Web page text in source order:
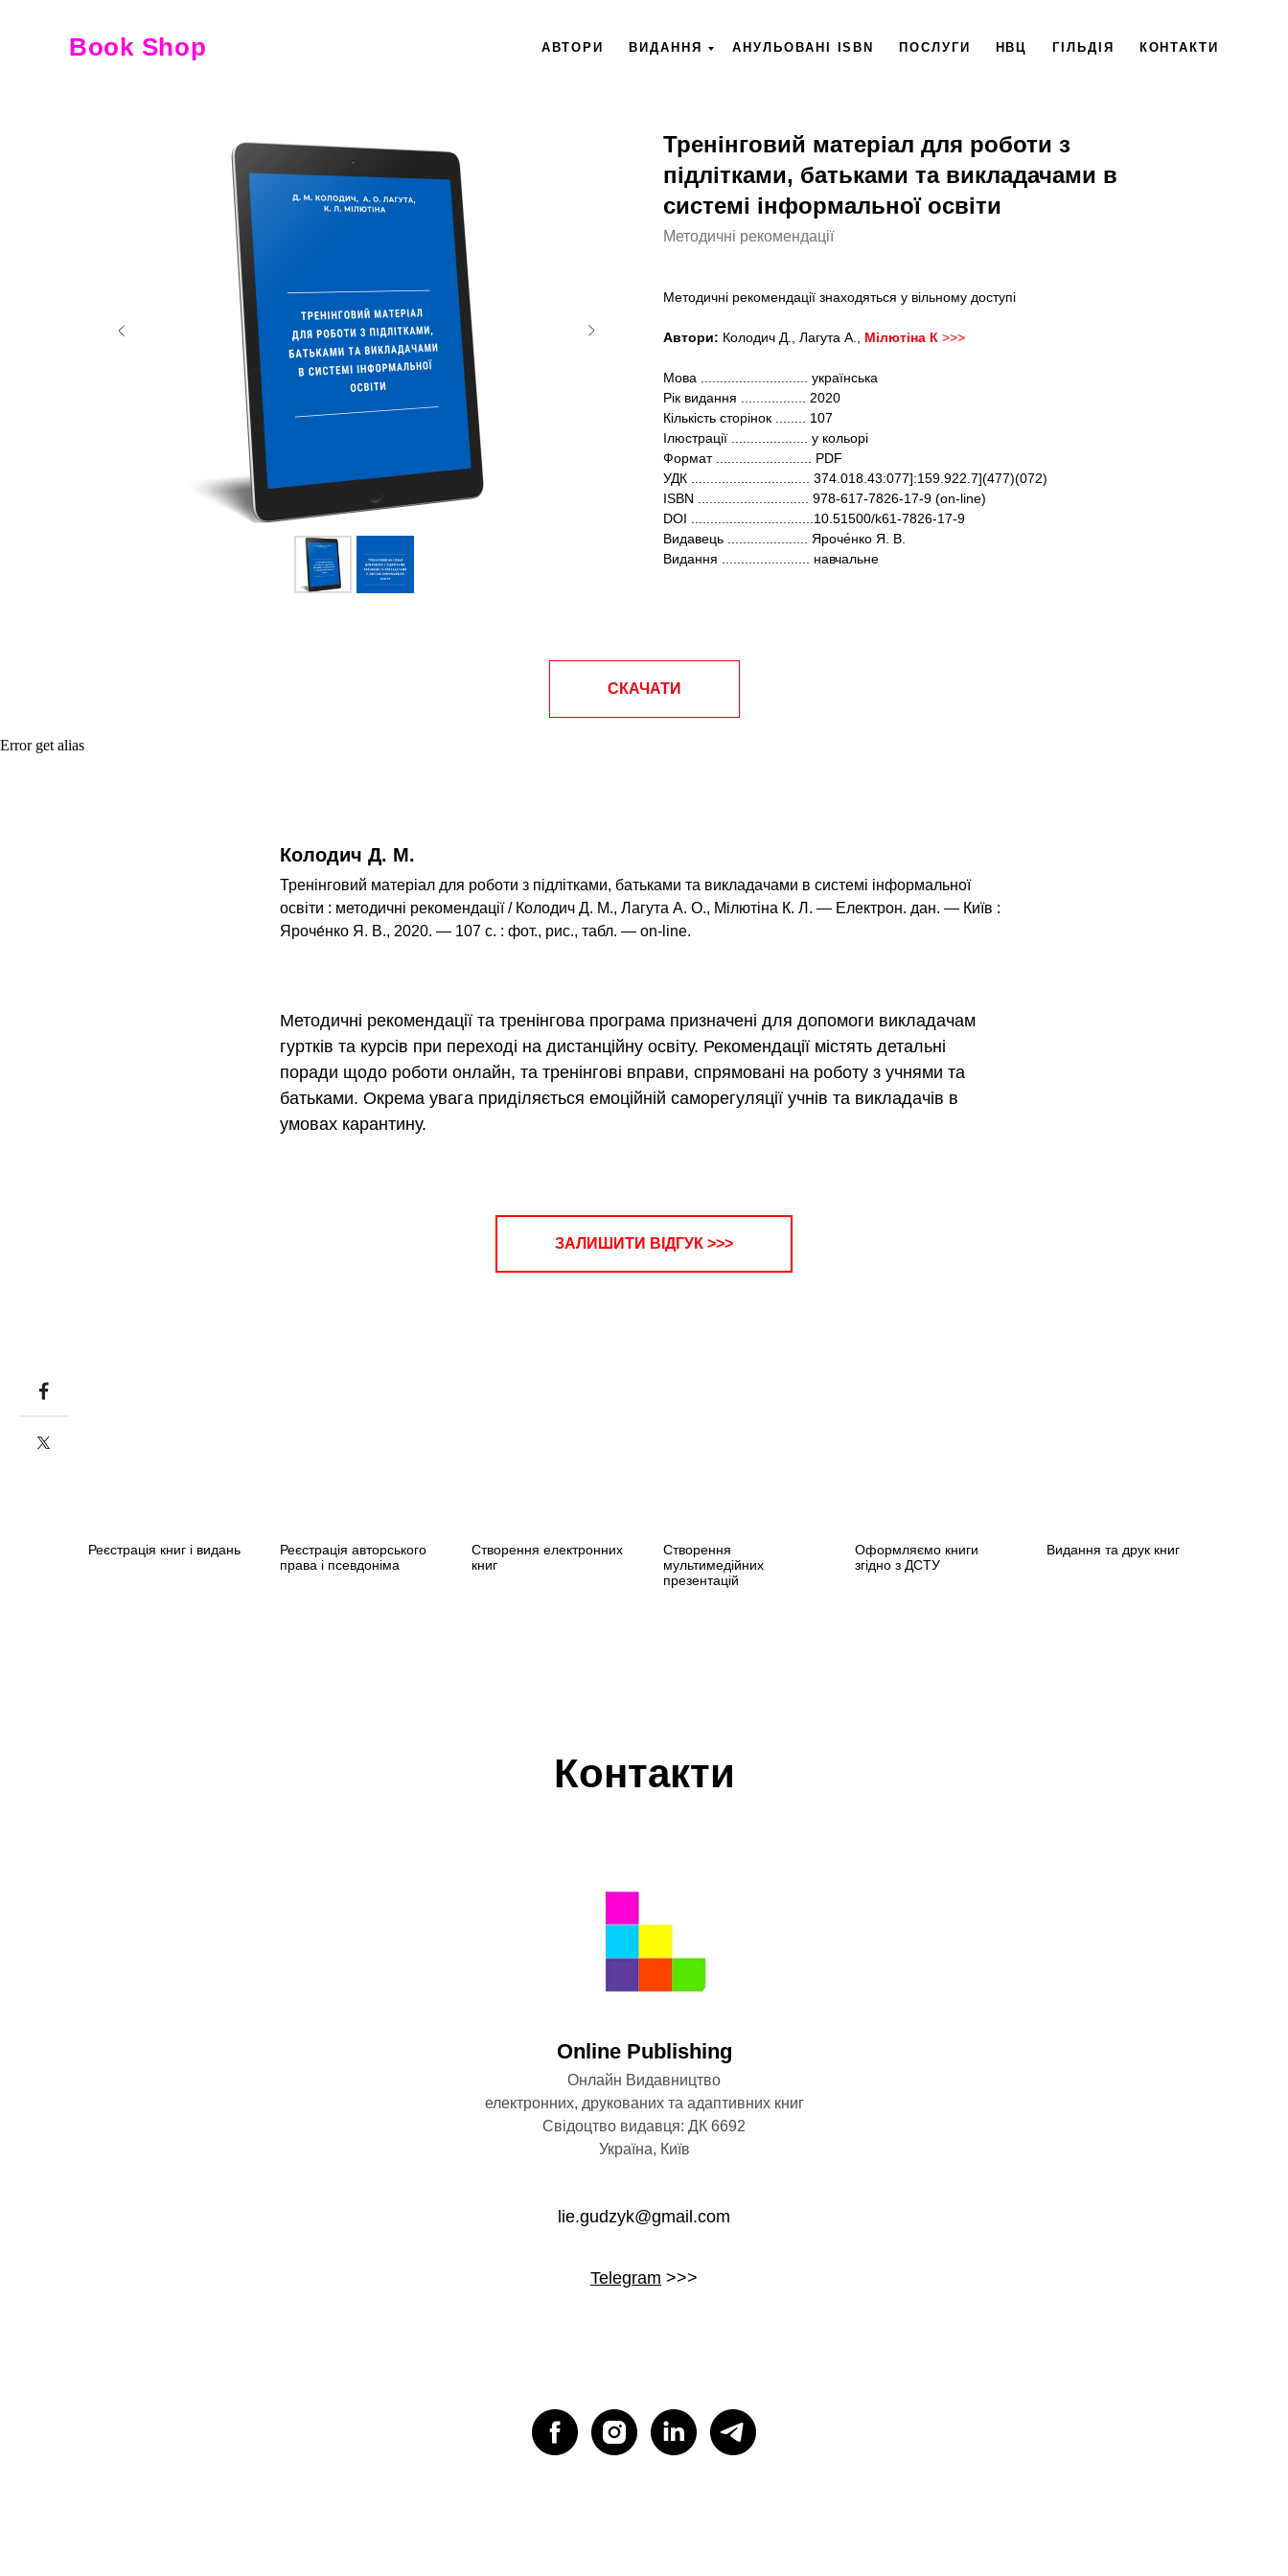
Book Shop АВТОРИ ВИДАННЯ АНУЛЬОВАНІ ISBN ПОСЛУГИ НВЦ ГІЛЬДІЯ КОНТАКТИ
Тренінговий матеріал для роботи з
підлітками, батьками та викладачами в
системі інформальної освіти
Методичні рекомендації
Методичні рекомендації знаходяться у вільному доступі
Автори: Колодич Д., Лагута А., Мілютіна К >>>
Мова ............................ українська
Рік видання ................. 2020
Кількість сторінок ........ 107
Ілюстрації .................... у кольорі
Формат ......................... PDF
УДК ............................... 374.018.43:077]:159.922.7](477)(072)
ISBN ............................. 978-617-7826-17-9 (оn-line)
DOI ................................10.51500/k61-7826-17-9
Видавець ..................... Яроче́нко Я. В.
Видання ....................... навчальне
СКАЧАТИ
Error get alias
Колодич Д. М.
Тренінговий матеріал для роботи з підлітками, батьками та викладачами в системі інформальної
освіти : методичні рекомендації / Колодич Д. М., Лагута А. О., Мілютіна К. Л. — Електрон. дан. — Київ :
Яроче́нко Я. В., 2020. — 107 с. : фот., рис., табл. — оn-line.
Методичні рекомендації та тренінгова програма призначені для допомоги викладачам
гуртків та курсів при переході на дистанційну освіту. Рекомендації містять детальні
поради щодо роботи онлайн, та тренінгові вправи, спрямовані на роботу з учнями та
батьками. Окрема увага приділяється емоційній саморегуляції учнів та викладачів в
умовах карантину.
ЗАЛИШИТИ ВІДГУК >>>
Реєстрація книг і видань
Реєстрація авторського
права і псевдоніма
Створення електронних
книг
Створення
мультимедійних
презентацій
Оформляємо книги
згідно з ДСТУ
Видання та друк книг
Контакти
Оnline Publishing
Онлайн Видавництво
електронних, друкованих та адаптивних книг
Свідоцтво видавця: ДК 6692
Україна, Київ
lie.gudzyk@gmail.com
Telegram >>>